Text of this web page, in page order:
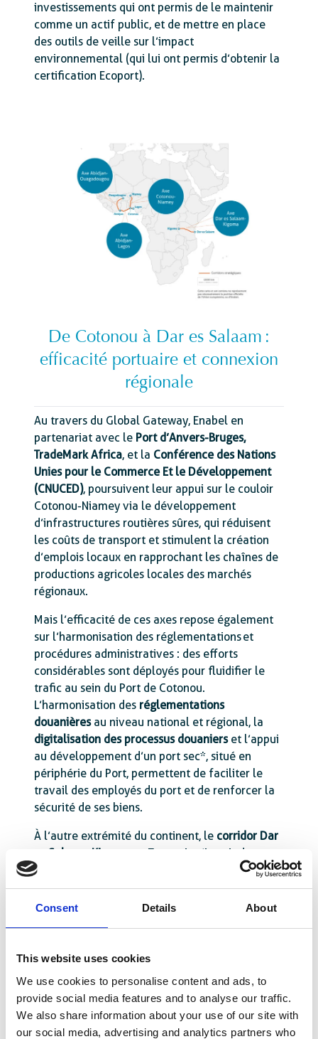
Consent Details About
This website uses cookies
We use cookies to personalise content and ads, to
provide social media features and to analyse our traffic.
We also share information about your use of our site with
our social media, advertising and analytics partners who
investissements qui ont permis de le maintenir
comme un actif public, et de mettre en place
des outils de veille sur l’impact
environnemental (qui lui ont permis d’obtenir la
certification Ecoport).
De Cotonou à Dar es Salaam :
efficacité portuaire et connexion
régionale
Au travers du Global Gateway, Enabel en
partenariat avec le Port d’Anvers-Bruges,
TradeMark Africa, et la Conférence des Nations
Unies pour le Commerce Et le Développement
(CNUCED), poursuivent leur appui sur le couloir
Cotonou-Niamey via le développement
d’infrastructures routières sûres, qui réduisent
les coûts de transport et stimulent la création
d’emplois locaux en rapprochant les chaînes de
productions agricoles locales des marchés
régionaux.
Mais l’efficacité de ces axes repose également
sur l’harmonisation des réglementations et
procédures administratives : des efforts
considérables sont déployés pour fluidifier le
trafic au sein du Port de Cotonou.
L’harmonisation des réglementations
douanièresau niveau national et régional, la
digitalisation des processus douanierset l’appui
au développement d’un port sec*, situé en
périphérie du Port, permettent de faciliter le
travail des employés du port et de renforcer la
sécurité de ses biens.
À l’autre extrémité du continent, le corridor Dar
es Salaam-Kigoma
en Tanzanie s’inscrit dans
une dynamique similaire : de concert avec le
Port d’Anvers-Bruges, TradeMark Africa et ONU
Habitat, Enabel travaille pour optimiser les
appui précieux via la numérisation des
non tarifaires. Enfin, à Dar es Salaam, ONU
Habitat appuie le développement de moyens de
transport électriques (bus, tuk-tuk).